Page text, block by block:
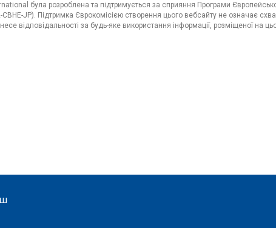
була розроблена та підтримується за сприяння Програми
JP). Підтримка Єврокомісією створення цього вебсайту не означає
відповідальності за будь-яке використання інформації, розміщеної на